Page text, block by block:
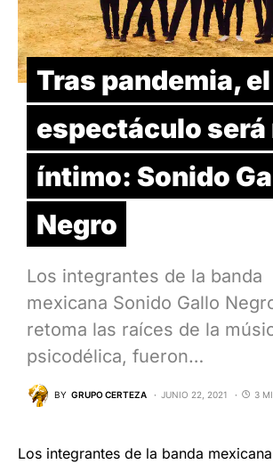
Tras pandemia, el
espectáculo será
íntimo: Sonido
Negro
Los integrantes de la banda
mexicana Sonido Gallo
retoma las raíces de la
psicodélica, fueron…
BY GRUPO CERTEZA JUNIO 22, 2021 3
Los integrantes de la banda mexicana